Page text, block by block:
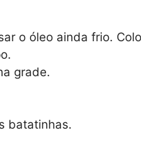
o óleo ainda frio.
grade.
batatinhas.